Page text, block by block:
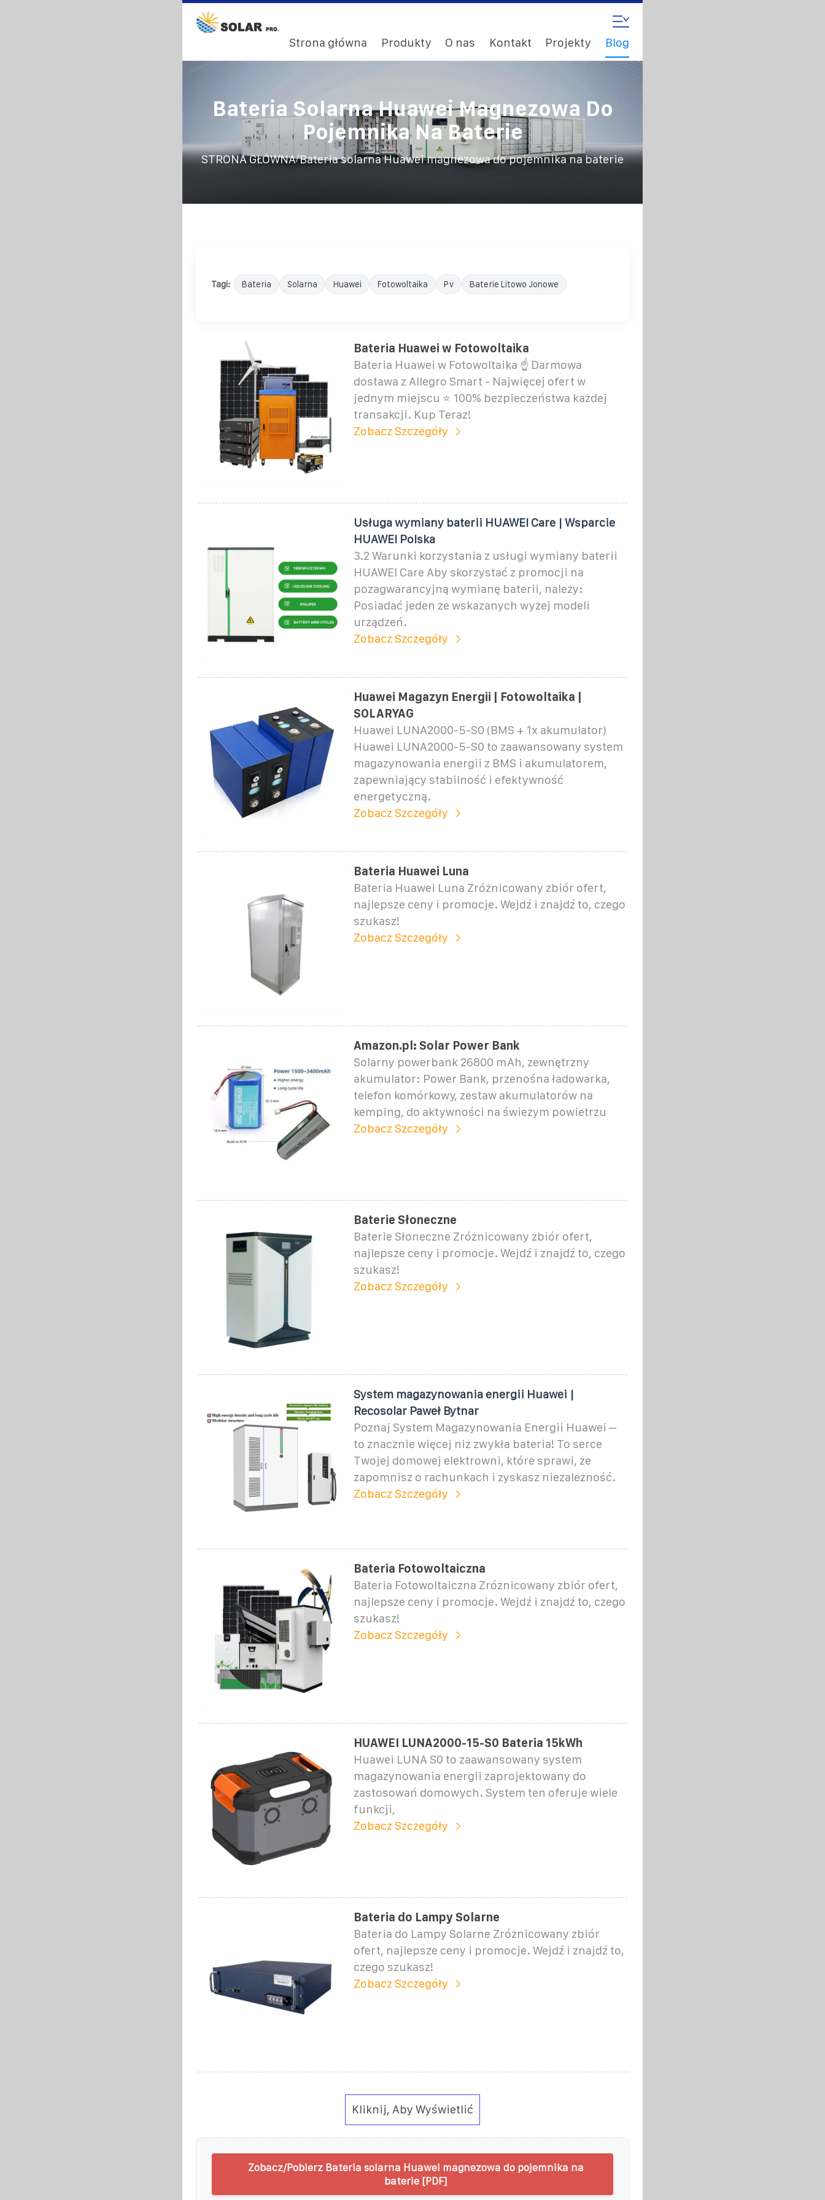
Strona główna Produkty O nas Kontakt Projekty Blog
Bateria Solarna Huawei Magnezowa Do
Pojemnika Na Baterie
STRONA GŁÓWNA/Bateria solarna Huawei magnezowa do pojemnika na baterie
Tagi: Bateria Solarna Huawei Fotowoltaika Pv Baterie Litowo Jonowe
Bateria Huawei w Fotowoltaika
Bateria Huawei w Fotowoltaika ☝ Darmowa
dostawa z Allegro Smart - Najwięcej ofert w
jednym miejscu ⭐ 100% bezpieczeństwa każdej
transakcji. Kup Teraz!
Zobacz Szczegóły
Usługa wymiany baterii HUAWEI Care | Wsparcie
HUAWEI Polska
3.2 Warunki korzystania z usługi wymiany baterii
HUAWEI Care Aby skorzystać z promocji na
pozagwarancyjną wymianę baterii, należy:
Posiadać jeden ze wskazanych wyżej modeli
urządzeń.
Zobacz Szczegóły
Huawei Magazyn Energii | Fotowoltaika |
SOLARYAG
Huawei LUNA2000-5-S0 (BMS + 1x akumulator)
Huawei LUNA2000-5-S0 to zaawansowany system
magazynowania energii z BMS i akumulatorem,
zapewniający stabilność i efektywność
energetyczną.
Zobacz Szczegóły
Bateria Huawei Luna
Bateria Huawei Luna Zróżnicowany zbiór ofert,
najlepsze ceny i promocje. Wejdź i znajdź to, czego
szukasz!
Zobacz Szczegóły
Amazon.pl: Solar Power Bank
Solarny powerbank 26800 mAh, zewnętrzny
akumulator: Power Bank, przenośna ładowarka,
telefon komórkowy, zestaw akumulatorów na
kemping, do aktywności na świeżym powietrzu
Zobacz Szczegóły
Baterie Słoneczne
Baterie Słoneczne Zróżnicowany zbiór ofert,
najlepsze ceny i promocje. Wejdź i znajdź to, czego
szukasz!
Zobacz Szczegóły
System magazynowania energii Huawei |
Recosolar Paweł Bytnar
Poznaj System Magazynowania Energii Huawei –
to znacznie więcej niż zwykła bateria! To serce
Twojej domowej elektrowni, które sprawi, że
zapomnisz o rachunkach i zyskasz niezależność.
Zobacz Szczegóły
Bateria Fotowoltaiczna
Bateria Fotowoltaiczna Zróżnicowany zbiór ofert,
najlepsze ceny i promocje. Wejdź i znajdź to, czego
szukasz!
Zobacz Szczegóły
HUAWEI LUNA2000-15-S0 Bateria 15kWh
Huawei LUNA S0 to zaawansowany system
magazynowania energii zaprojektowany do
zastosowań domowych. System ten oferuje wiele
funkcji,
Zobacz Szczegóły
Bateria do Lampy Solarne
Bateria do Lampy Solarne Zróżnicowany zbiór
ofert, najlepsze ceny i promocje. Wejdź i znajdź to,
czego szukasz!
Zobacz Szczegóły
Kliknij, Aby Wyświetlić
Zobacz/Pobierz Bateria solarna Huawei magnezowa do pojemnika na
baterie [PDF]